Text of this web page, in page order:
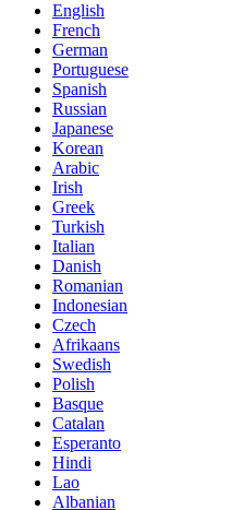
English
French
German
Portuguese
Spanish
Russian
Japanese
Korean
Arabic
Irish
Greek
Turkish
Italian
Danish
Romanian
Indonesian
Czech
Afrikaans
Swedish
Polish
Basque
Catalan
Esperanto
Hindi
Lao
Albanian